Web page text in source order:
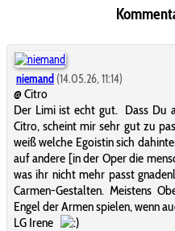
niemand (14.05.26, 11:14)
@ Citro
Der Limi ist echt gut. Dass Du
Citro, scheint mir sehr gut zu
weiß welche Egoistin sich
auf andere [in der Oper die
was ihr nicht mehr passt
Carmen-Gestalten. Meistens
Engel der Armen spielen, wenn
LG Irene